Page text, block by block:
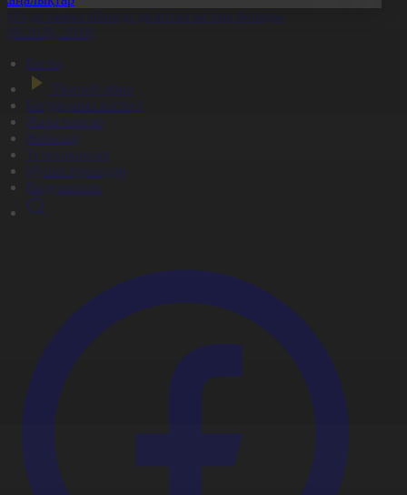
да тамыз айында да аптап ыстық болады
20:00
Басты
Тікелей эфир
Бағдарлама кестесі
Жаңалықтар
Жобалар
Телехикаялар
Мультсериалдар
Видеоархив